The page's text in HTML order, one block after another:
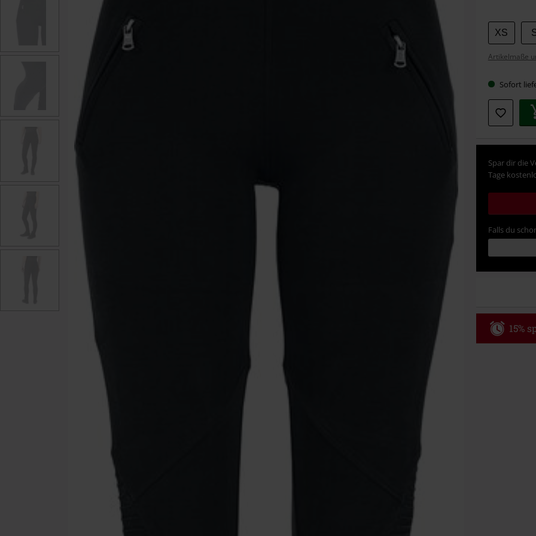
Wähle
deine
Größe
XS
Artikelmaße
Sofort
Spar dir die
Tage
Falls du
15%